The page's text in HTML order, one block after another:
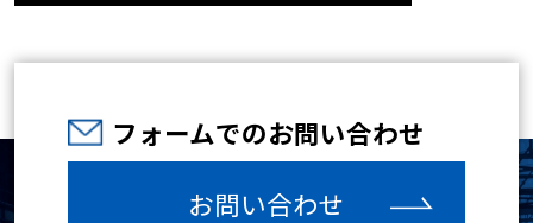
フォームでのお問い合わせ
お問い合わせ